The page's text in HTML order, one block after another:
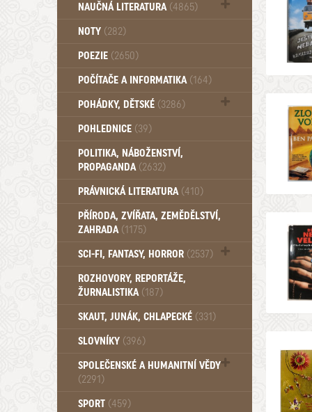
NAUČNÁ LITERATURA (4865)
Zdraví a zdraví životní styl (510)
NOTY (282)
POEZIE (2650)
POČÍTAČE A INFORMATIKA (164)
POHÁDKY, DĚTSKÉ (3286)
Pro děti a mládež (2882)
Pohádky, Dětské - Od roku 1949 (257)
POHLEDNICE (39)
POLITIKA, NÁBOŽENSTVÍ,
PROPAGANDA (2632)
PRÁVNICKÁ LITERATURA (410)
PŘÍRODA, ZVÍŘATA, ZEMĚDĚLSTVÍ,
ZAHRADA (1175)
SCI-FI, FANTASY, HORROR (2537)
UFO (14)
ROZHOVORY, REPORTÁŽE,
ŽURNALISTIKA (187)
SKAUT, JUNÁK, CHLAPECKÉ (331)
SLOVNÍKY (396)
SPOLEČENSKÉ A HUMANITNÍ VĚDY
(2291)
Pedagogika (191)
SPORT (459)